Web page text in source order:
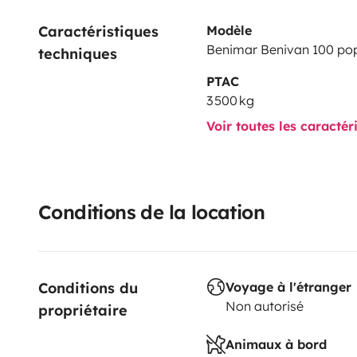
more self-sufficiency, dishes provided, barbecue
mosquito nets on all windows, ...
'Ben' is maintained
offer you unforgettable memories.
Don't hesitate to
to book your next getaway. Freedom awaits! 🚐✨
Caractéristiques
techniques
Modèle
Benimar Benivan 100
PTAC
3 500 kg
Voir toutes les
Conditions de la location
Conditions du
propriétaire
Voyage à l'étranger
Non autorisé
Animaux à bord